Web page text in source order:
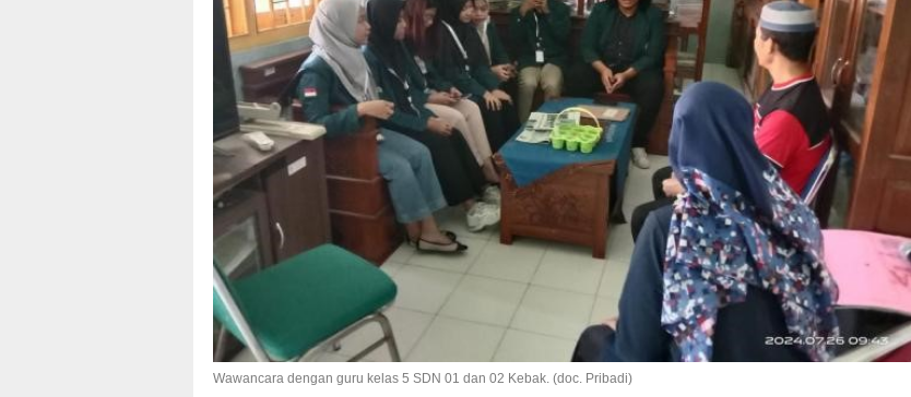
Wawancara dengan guru kelas 5 SDN 01 dan 02 Kebak. (doc. Pribadi)